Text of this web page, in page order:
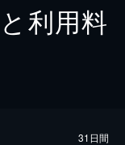
利用料
31日間